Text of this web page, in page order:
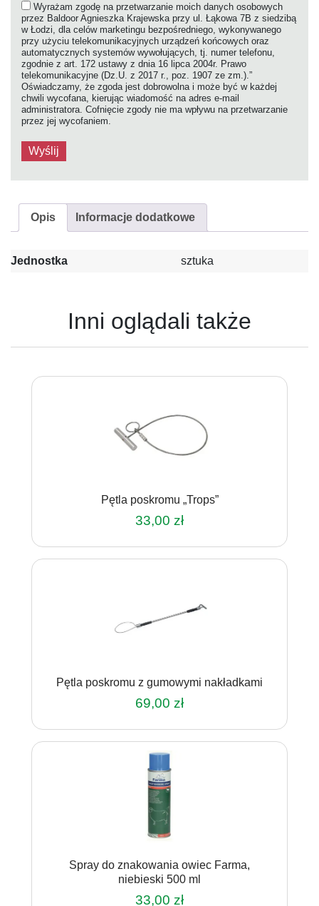
Wyrażam zgodę na przetwarzanie moich danych osobowych
przez Baldoor Agnieszka Krajewska przy ul. Łąkowa 7B z siedzibą
w Łodzi, dla celów marketingu bezpośredniego, wykonywanego
przy użyciu telekomunikacyjnych urządzeń końcowych oraz
automatycznych systemów wywołujących, tj. numer telefonu,
zgodnie z art. 172 ustawy z dnia 16 lipca 2004r. Prawo
telekomunikacyjne (Dz.U. z 2017 r., poz. 1907 ze zm.).”
Oświadczamy, że zgoda jest dobrowolna i może być w każdej
chwili wycofana, kierując wiadomość na adres e-mail
administratora. Cofnięcie zgody nie ma wpływu na przetwarzanie
przez jej wycofaniem.
Opis Informacje dodatkowe
Jednostka sztuka
Inni oglądali także
Pętla poskromu „Trops”
33,00 zł
Pętla poskromu z gumowymi nakładkami
69,00 zł
Spray do znakowania owiec Farma,
niebieski 500 ml
33,00 zł